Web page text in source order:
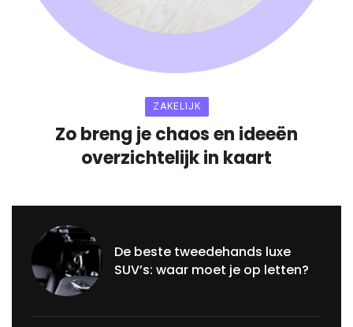
ZAKELIJK
Zo breng je chaos en ideeën
overzichtelijk in kaart
De beste tweedehands luxe
SUV’s: waar moet je op letten?